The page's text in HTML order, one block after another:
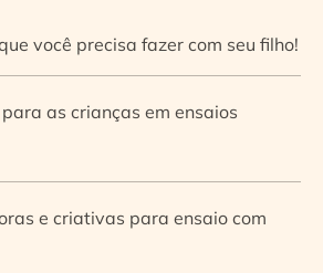
você precisa fazer com seu filho!
as crianças em ensaios
e criativas para ensaio com